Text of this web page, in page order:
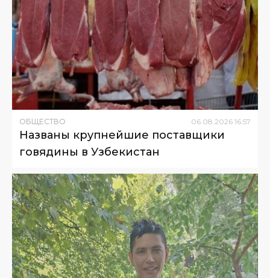
ОБЩЕСТВО 06.08.2026 16:57
Названы крупнейшие поставщики
говядины в Узбекистан